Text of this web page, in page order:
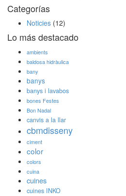
Categorías
Noticies (12)
Lo más destacado
ambients
baldosa hidràulica
bany
banys
banys i lavabos
bones Festes
Bon Nadal
canvis a la llar
cbmdisseny
ciment
color
colors
cuina
cuines
cuines INKO